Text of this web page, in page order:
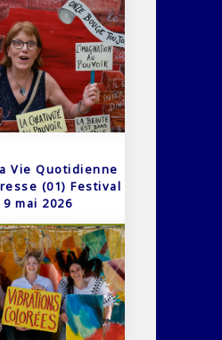
Vie Quotidienne
(01) Festival
9 mai 2026